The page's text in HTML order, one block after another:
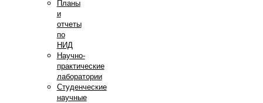
Планы
и
отчеты
по
НИД
Научно-
практические
лаборатории
Студенческие
научные